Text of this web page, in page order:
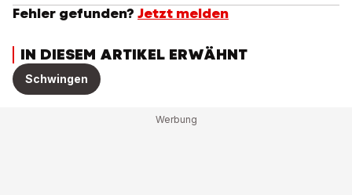
Fehler gefunden? Jetzt melden
IN DIESEM ARTIKEL ERWÄHNT
Schwingen